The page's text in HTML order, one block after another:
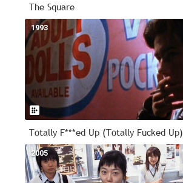
The Square
1993
Totally F***ed Up (Totally Fucked Up)
2005